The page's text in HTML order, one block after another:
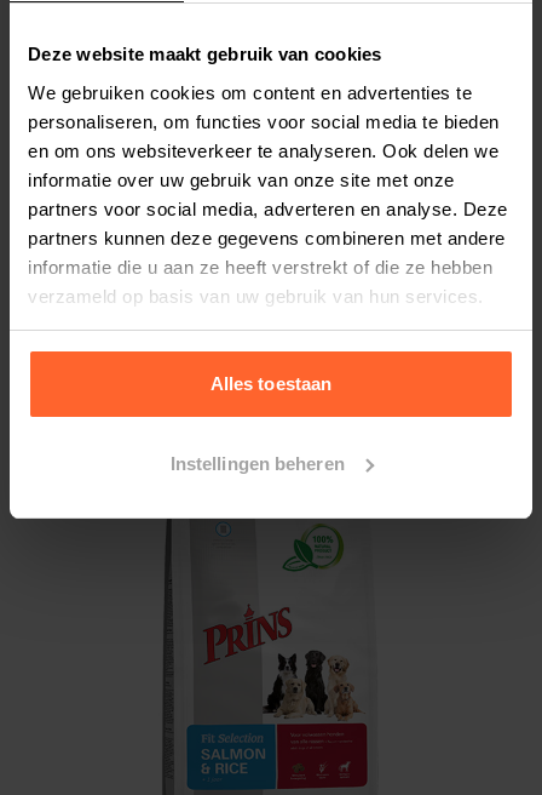
Deze website maakt gebruik van cookies
We gebruiken cookies om content en advertenties te
personaliseren, om functies voor social media te bieden
en om ons websiteverkeer te analyseren. Ook delen we
informatie over uw gebruik van onze site met onze
partners voor social media, adverteren en analyse. Deze
partners kunnen deze gegevens combineren met andere
informatie die u aan ze heeft verstrekt of die ze hebben
verzameld op basis van uw gebruik van hun services.
Alles toestaan
Instellingen beheren
assortiment, die een goede spijsvertering
bevordert. Hill’s Liver Care is geschikt voor een
lever lijdt en voor klachten aan de nieren en
urinewegen is Hill’s Urinary Care de juiste keuze.
Heeft uw hond daarnaast last van nierfalen of
andere problemen met de nieren? Dan is er Hill’s
Kidney Care om ze daar de nodige
ondersteuning in te bieden. Deze soorten Hill’s
dieetvoer mogen overigens alleen op advies van
de dierenarts aan uw kat of hond gevoerd